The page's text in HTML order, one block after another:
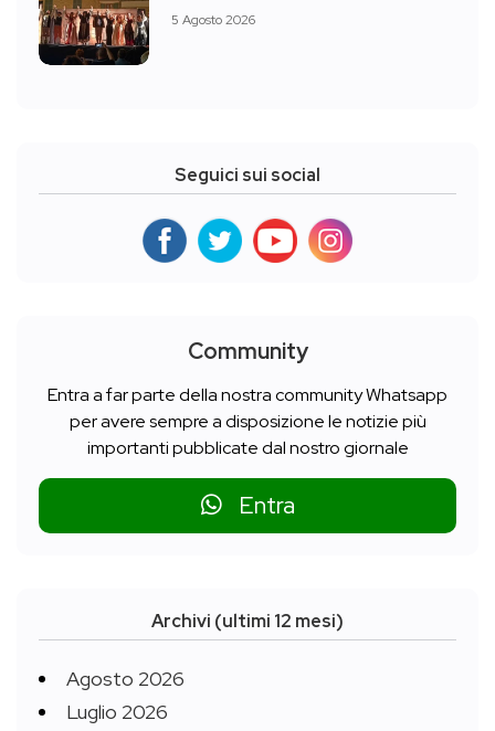
5 Agosto 2026
Seguici sui social
Community
Entra a far parte della nostra community Whatsapp
per avere sempre a disposizione le notizie più
importanti pubblicate dal nostro giornale
Entra
Archivi (ultimi 12 mesi)
Agosto 2026
Luglio 2026